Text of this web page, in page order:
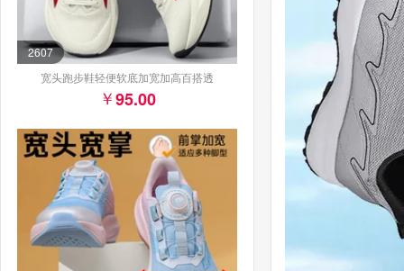
2607
宽头跑步鞋轻便软底加宽加高百搭透
95.00